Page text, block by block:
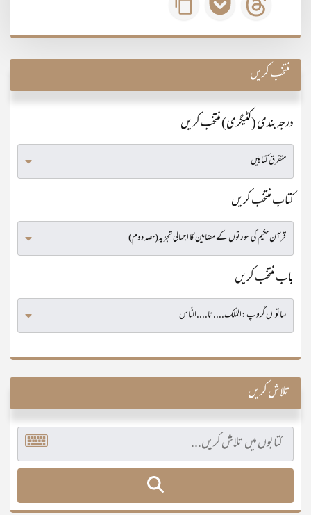
منتخب کریں
درجہ بندی (کٹیگری) منتخب کریں
کتاب منتخب کریں
باب منتخب کریں
تلاش کریں